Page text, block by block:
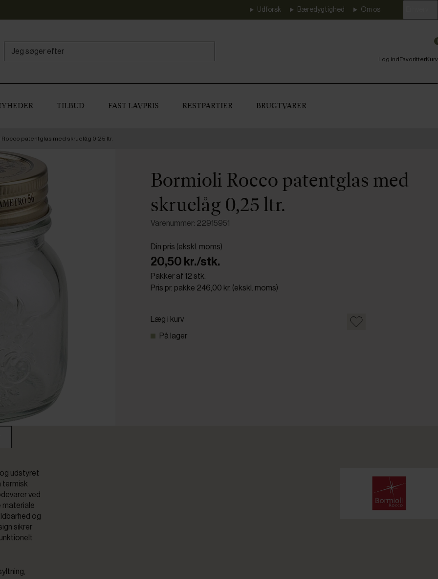
Udforsk Bæredygtighed Om os
Log indFavoritterKurv
TILBUD FAST LAVPRIS RESTPARTIER BRUGTVARER
Rocco patentglas med skruelåg 0,25 ltr.
Bormioli Rocco patentglas med
skruelåg 0,25 ltr.
Varenummer: 22915951
Din pris (ekskl. moms)
20,50 kr./stk.
Pakker af 12 stk.
Pris pr. pakke 246,00 kr. (ekskl. moms)
Læg i kurv
På lager
udstyret
termisk
ved
materiale
og
sikrer